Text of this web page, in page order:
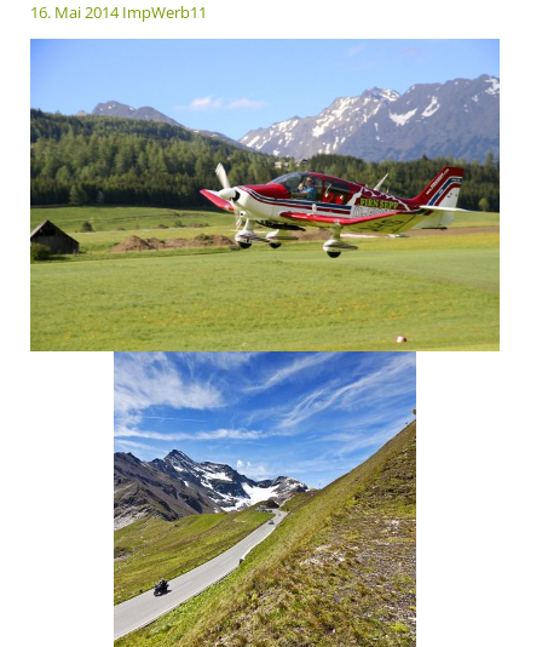
16. Mai 2014 ImpWerb11